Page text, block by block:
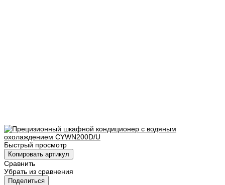
Быстрый просмотр
Копировать артикул
Сравнить
Убрать из сравнения
Поделиться